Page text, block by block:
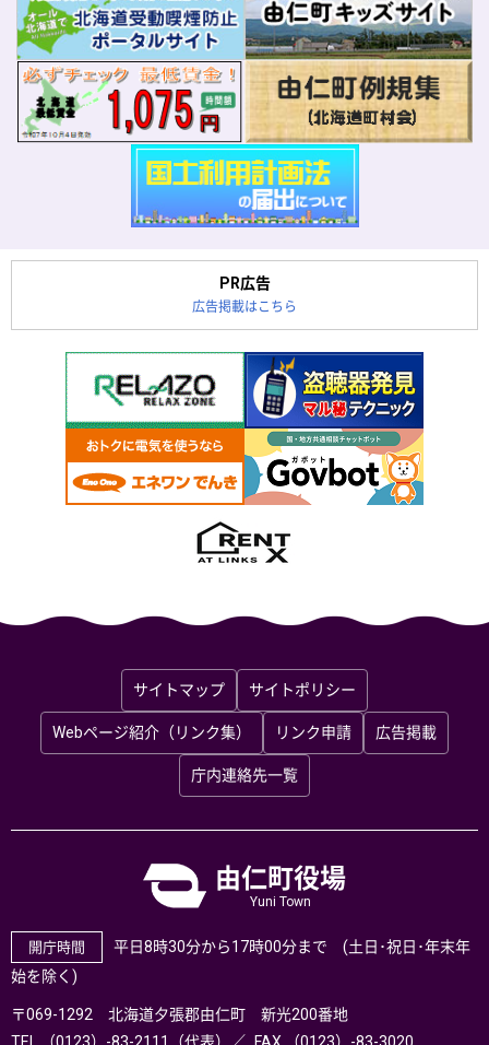
PR広告
広告掲載はこちら
サイトマップ サイトポリシー
Webページ紹介（リンク集） リンク申請 広告掲載
庁内連絡先一覧
由仁町役場
Yuni Town
開庁時間
平日8時30分から17時00分まで (土日･祝日･年末年
始を除く)
〒069-1292 北海道夕張郡由仁町 新光200番地
TEL.（0123）-83-2111（代表）
FAX.（0123）-83-3020